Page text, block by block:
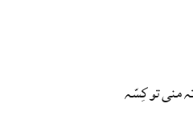
منی تو کِسّہ